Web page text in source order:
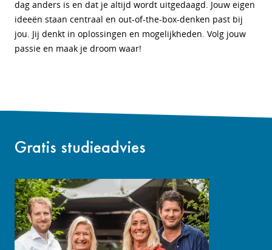
dag anders is en dat je altijd wordt uitgedaagd. Jouw eigen
ideeën staan centraal en out-of-the-box-denken past bij
jou. Jij denkt in oplossingen en mogelijkheden. Volg jouw
passie en maak je droom waar!
Gratis studieadvies